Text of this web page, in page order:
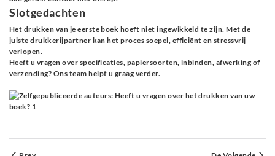
Slotgedachten
Het drukken van je eerste boek hoeft niet ingewikkeld te zijn. Met de
juiste drukkerijpartner kan het proces soepel, efficiënt en stressvrij
verlopen.
Heeft u vragen over specificaties, papiersoorten, inbinden, afwerking of
verzending? Ons team helpt u graag verder.